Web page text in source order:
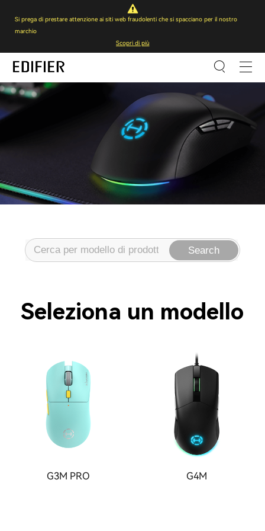
Si prega di prestare attenzione ai siti web fraudolenti che si spacciano per il nostro
marchio
Scopri di più
Search
Seleziona un modello
G3M PRO G4M